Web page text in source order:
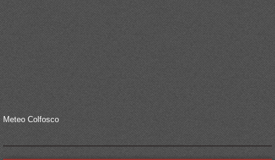
Meteo Colfosco